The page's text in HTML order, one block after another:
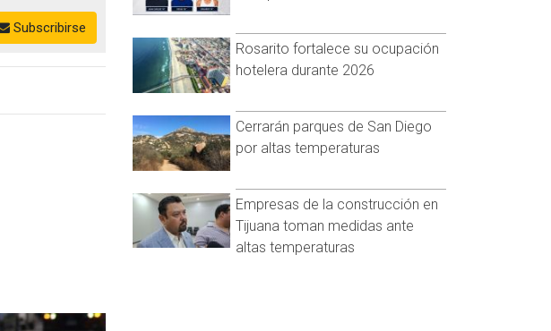
Subscribirse
Rosarito fortalece su ocupación
hotelera durante 2026
Cerrarán parques de San Diego
por altas temperaturas
Empresas de la construcción en
Tijuana toman medidas ante
altas temperaturas